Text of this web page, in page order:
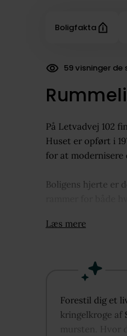
Boligfakta
59 visninger de
På Letvadvej 102
Huset er opført i
for at modernisere
Boligens hjerte er
børnefamilien
Udenfor venter
havemøbler og
cykelskur og
Læs mere
Forestil dig et
kringelkroge af
mursten. Hvor